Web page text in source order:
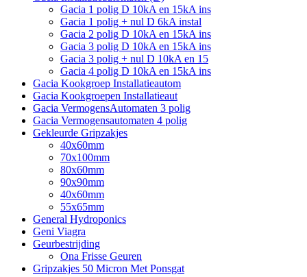
Gacia 1 polig D 10kA en 15kA ins
Gacia 1 polig + nul D 6kA instal
Gacia 2 polig D 10kA en 15kA ins
Gacia 3 polig D 10kA en 15kA ins
Gacia 3 polig + nul D 10kA en 15
Gacia 4 polig D 10kA en 15kA ins
Gacia Kookgroep Installatieautom
Gacia Kookgroepen Installatieaut
Gacia VermogensAutomaten 3 polig
Gacia Vermogensautomaten 4 polig
Gekleurde Gripzakjes
40x60mm
70x100mm
80x60mm
90x90mm
40x60mm
55x65mm
General Hydroponics
Geni Viagra
Geurbestrijding
Ona Frisse Geuren
Gripzakjes 50 Micron Met Ponsgat